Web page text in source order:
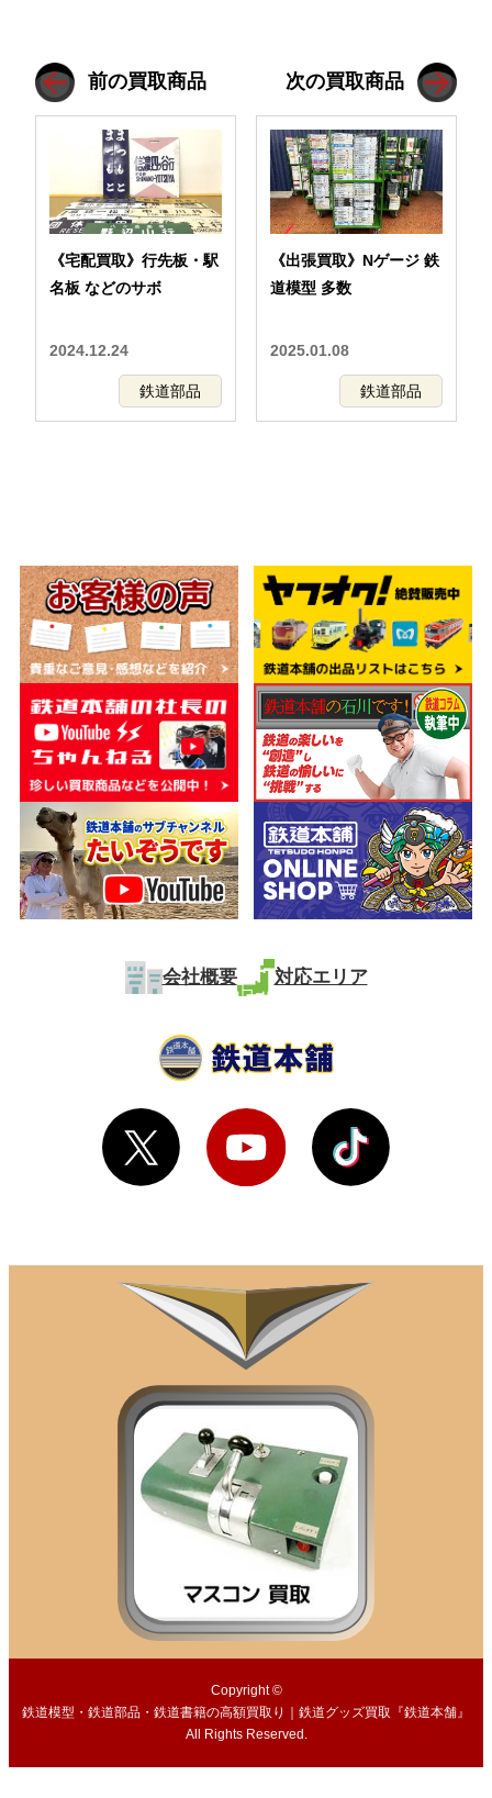
前の買取商品
《宅配買取》行先板・駅
名板 などのサボ
2024.12.24
鉄道部品
次の買取商品
《出張買取》Nゲージ 鉄
道模型 多数
2025.01.08
鉄道部品
会社概要 対応エリア
Copyright ©
鉄道模型・鉄道部品・鉄道書籍の高額買取り｜鉄道グッズ買取『鉄道本舗』
All Rights Reserved.